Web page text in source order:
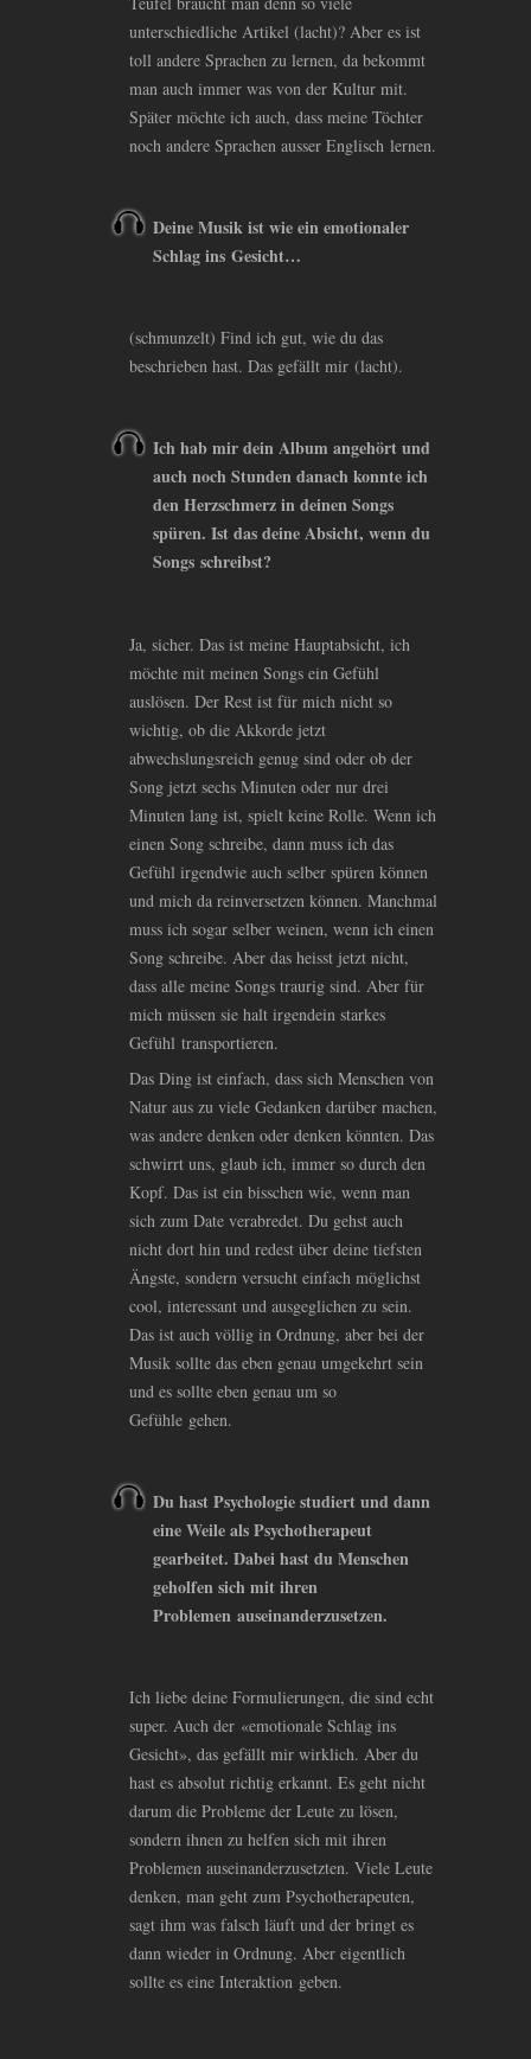
unterschiedliche Artikel (lacht)? Aber es ist
toll andere Sprachen zu lernen, da bekommt
man auch immer was von der Kultur mit.
Später möchte ich auch, dass meine Töchter
noch andere Sprachen ausser Englisch lernen.
Deine Musik ist wie ein emotionaler
Schlag ins Gesicht…
(schmunzelt) Find ich gut, wie du das
beschrieben hast. Das gefällt mir (lacht).
Ich hab mir dein Album angehört und
auch noch Stunden danach konnte ich
den Herzschmerz in deinen Songs
spüren. Ist das deine Absicht, wenn du
Songs schreibst?
Ja, sicher. Das ist meine Hauptabsicht, ich
möchte mit meinen Songs ein Gefühl
auslösen. Der Rest ist für mich nicht so
wichtig, ob die Akkorde jetzt
abwechslungsreich genug sind oder ob der
Song jetzt sechs Minuten oder nur drei
Minuten lang ist, spielt keine Rolle. Wenn ich
einen Song schreibe, dann muss ich das
Gefühl irgendwie auch selber spüren können
und mich da reinversetzen können. Manchmal
muss ich sogar selber weinen, wenn ich einen
Song schreibe. Aber das heisst jetzt nicht,
dass alle meine Songs traurig sind. Aber für
mich müssen sie halt irgendein starkes
Gefühl transportieren.
Das Ding ist einfach, dass sich Menschen von
Natur aus zu viele Gedanken darüber machen,
was andere denken oder denken könnten. Das
schwirrt uns, glaub ich, immer so durch den
Kopf. Das ist ein bisschen wie, wenn man
sich zum Date verabredet. Du gehst auch
nicht dort hin und redest über deine tiefsten
Ängste, sondern versucht einfach möglichst
cool, interessant und ausgeglichen zu sein.
Das ist auch völlig in Ordnung, aber bei der
Musik sollte das eben genau umgekehrt sein
und es sollte eben genau um so
Gefühle gehen.
Du hast Psychologie studiert und dann
eine Weile als Psychotherapeut
gearbeitet. Dabei hast du Menschen
geholfen sich mit ihren
Problemen auseinanderzusetzen.
Ich liebe deine Formulierungen, die sind echt
super. Auch der «emotionale Schlag ins
Gesicht», das gefällt mir wirklich. Aber du
hast es absolut richtig erkannt. Es geht nicht
darum die Probleme der Leute zu lösen,
sondern ihnen zu helfen sich mit ihren
Problemen auseinanderzusetzten. Viele Leute
denken, man geht zum Psychotherapeuten,
sagt ihm was falsch läuft und der bringt es
dann wieder in Ordnung. Aber eigentlich
sollte es eine Interaktion geben.